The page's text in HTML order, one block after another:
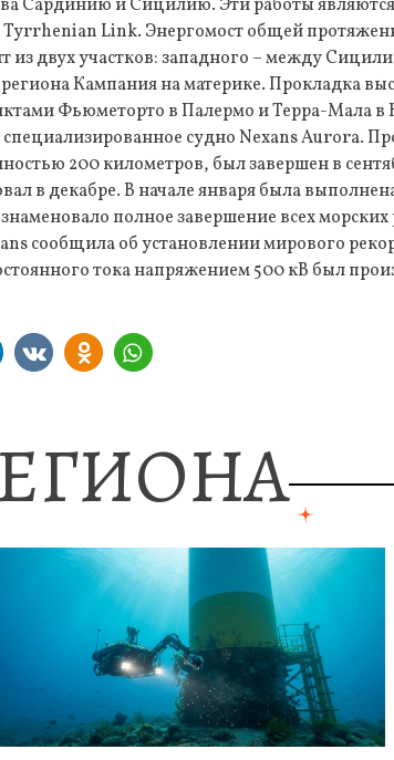
Сардинию и Сицилию. Эти работы
Tyrrhenian Link. Энергомост общей
из двух участков: западного – между
Кампания на материке. Прокладка
Фьюметорто в Палермо и Терра-Мала в
судно Nexans Aurora.
200 километров, был завершен в
в декабре. В начале января была
полное завершение всех
сообщила об установлении мирового
тока напряжением 500 кВ был